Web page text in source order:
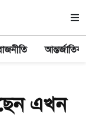
আন্তর্জাতিক
এখন